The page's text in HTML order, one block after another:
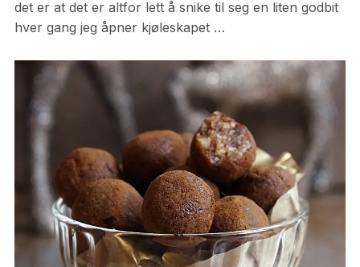
det er at det er altfor lett å snike til seg en liten godbit
hver gang jeg åpner kjøleskapet …